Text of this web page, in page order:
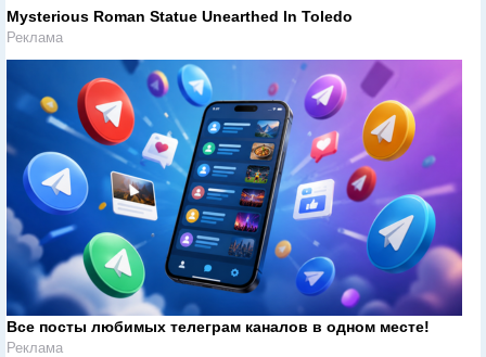
Mysterious Roman Statue Unearthed In Toledo
Реклама
Все посты любимых телеграм каналов в одном месте!
Реклама